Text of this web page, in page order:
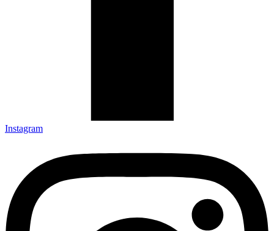
Instagram